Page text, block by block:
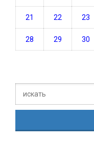
21 22 23
28 29 30